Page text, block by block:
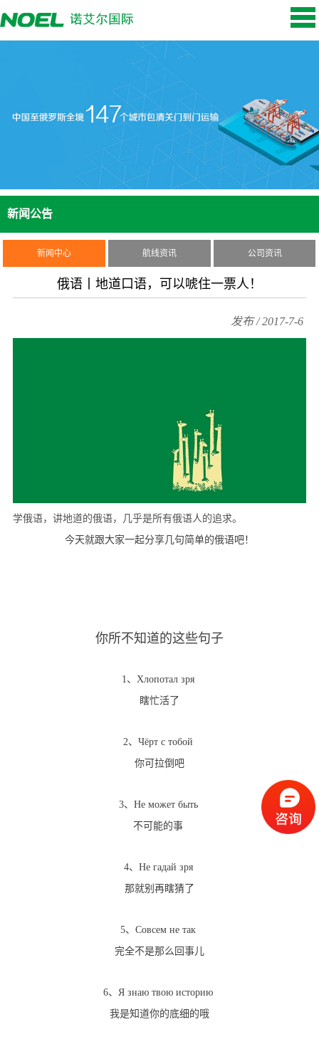
新闻公告
新闻中心 航线资讯 公司资讯
俄语丨地道口语，可以唬住一票人！
发布 / 2017-7-6
学俄语，讲地道的俄语，几乎是所有俄语人的追求。
今天就跟大家一起分享几句简单的俄语吧！
你所不知道的这些句子
1、Хлопотал зря
瞎忙活了
2、Чёрт с тобой
你可拉倒吧
3、Не может быть
不可能的事
4、Не гадай зря
那就别再瞎猜了
5、Совсем не так
完全不是那么回事儿
6、Я знаю твою историю
我是知道你的底细的哦